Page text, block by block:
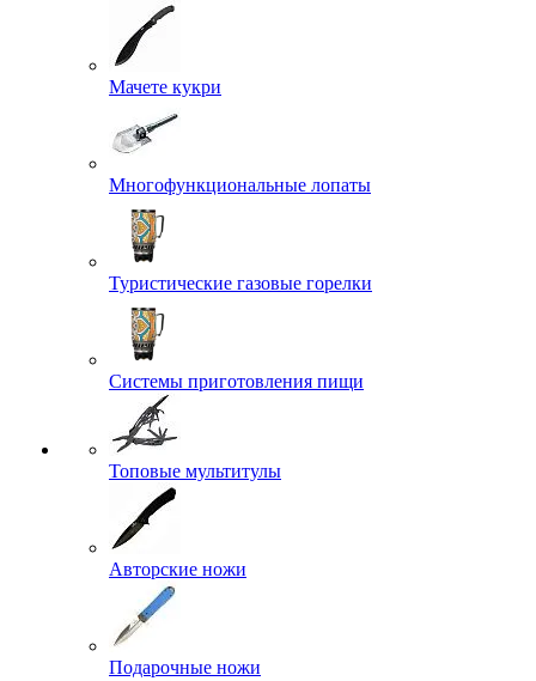
Мачете кукри
Многофункциональные лопаты
Туристические газовые горелки
Системы приготовления пищи
Топовые мультитулы
Авторские ножи
Подарочные ножи